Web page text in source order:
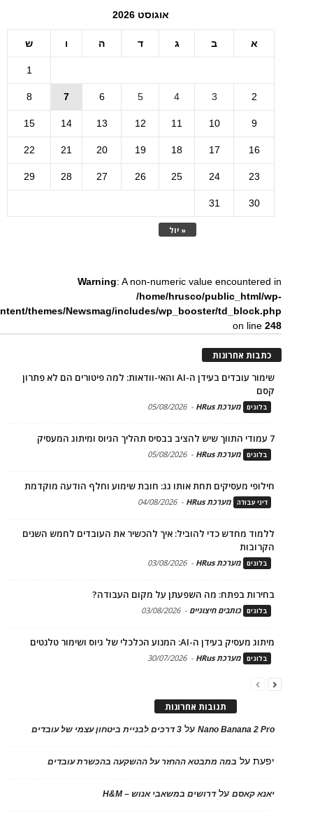
אוגוסט 2026
א ב ג ד ה ו ש
« יול
1
2
3
4
5
6
7
8
9
10
11
12
13
14
15
16
17
18
19
20
21
22
23
24
25
26
27
28
29
30
31
Warning: A non-numeric value encountered in
/home/hrusco/public_html/wp-
themes/Newsmag/includes/wp_booster/td_block.php
on line248
כתבות אחרונות
שימור עובדים בעידן ה-AI והאי-וודאות: למה פיטורים הם לא פתרון
קסם
בלוגים מערכת HRus -
05/08/2026
7 עמודי התווך שיש להציב בבסיס תהליך הגיוס ומיתוג המעסיק
בלוגים מערכת HRus -
05/08/2026
חילופי מעסיקים תחת אותו גג: חובת שימוע וחלף הודעה מוקדמת
דיני עבודה מערכת HRus -
04/08/2026
ללמוד מחדש כדי להוביל: איך להכשיר את העובדים לחמש השנים
הקרובות
בלוגים מערכת HRus -
03/08/2026
בחירות בפתח: מה השפעתן על מקום העבודה?
בלוגים כותבים חיצוניים -
03/08/2026
מיתוג מעסיק בעידן ה-AI: המנוע הכלכלי של גיוס ושימור טלנטים
בלוגים מערכת HRus -
30/07/2026
תגובות אחרונות
Nano Banana 2 Proעל 3 דרכים לבניית ביטחון עצמי של עובדים
יפעתעל במה מתבטא ההחזר על ההשקעה בהכשרת עובדים
יאנא קאסםעלדרושים במשאבי אנוש – H&M